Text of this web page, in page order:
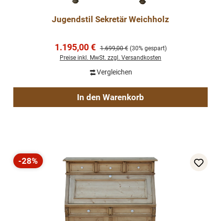
Jugendstil Sekretär Weichholz
Verkaufspreis:
1.195,00 € Regulärer Preis:
1.699,00 € (30% gespart)
Preise inkl. MwSt. zzgl. Versandkosten
Vergleichen
In den Warenkorb
Rabatt
-28%